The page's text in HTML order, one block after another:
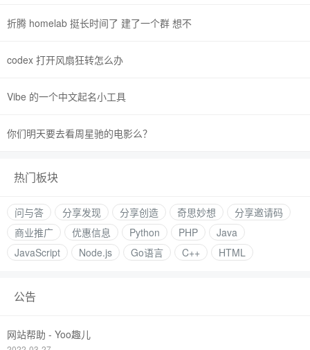
折腾 homelab 挺长时间了 建了一个群 想不
codex 打开风扇狂转怎么办
Vibe 的一个中文起名小工具
你们明天要去看周星驰的电影么？
热门板块
问与答 分享发现 分享创造 奇思妙想
分享邀请码
商业推广
优惠信息 Python PHP
Java
JavaScript
Node.js Go语言 C++ HTML
公告
网站帮助 - Yoo趣儿